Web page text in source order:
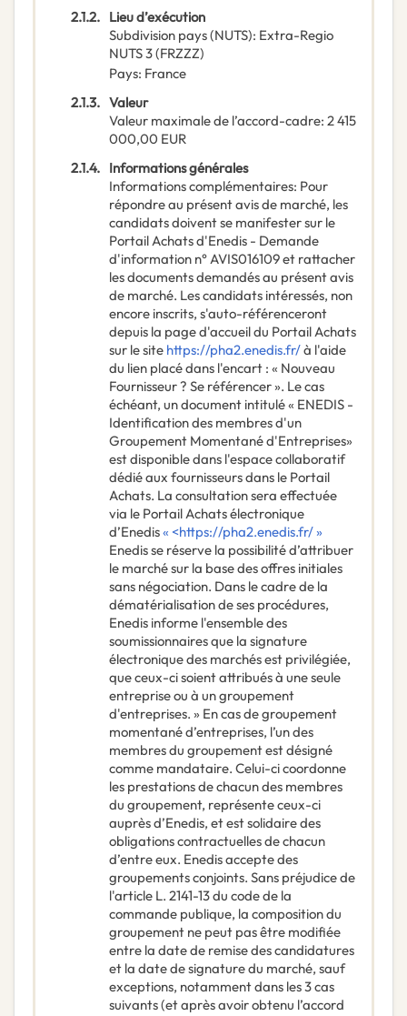
2.1.2. Lieu d’exécution
Subdivision pays (NUTS): Extra-Regio
NUTS 3(FRZZZ)
Pays: France
2.1.3. Valeur
Valeur maximale de l’accord-cadre: 2 415
000,00 EUR
2.1.4. Informations générales
Informations complémentaires: Pour
répondre au présent avis de marché, les
candidats doivent se manifester sur le
Portail Achats d'Enedis - Demande
d'information n° AVIS016109 et rattacher
les documents demandés au présent avis
de marché. Les candidats intéressés, non
encore inscrits, s'auto-référenceront
depuis la page d'accueil du Portail Achats
sur le site https://pha2.enedis.fr/à l'aide
du lien placé dans l'encart : « Nouveau
Fournisseur ? Se référencer ». Le cas
échéant, un document intitulé « ENEDIS -
Identification des membres d'un
Groupement Momentané d'Entreprises»
est disponible dans l'espace collaboratif
dédié aux fournisseurs dans le Portail
Achats. La consultation sera effectuée
via le Portail Achats électronique
d’Enedis« <https://pha2.enedis.fr/ »
Enedis se réserve la possibilité d’attribuer
le marché sur la base des offres initiales
sans négociation. Dans le cadre de la
dématérialisation de ses procédures,
Enedis informe l'ensemble des
soumissionnaires que la signature
électronique des marchés est privilégiée,
que ceux-ci soient attribués à une seule
entreprise ou à un groupement
d'entreprises. » En cas de groupement
momentané d’entreprises, l’un des
membres du groupement est désigné
comme mandataire. Celui-ci coordonne
les prestations de chacun des membres
du groupement, représente ceux-ci
auprès d’Enedis, et est solidaire des
obligations contractuelles de chacun
d’entre eux. Enedis accepte des
groupements conjoints. Sans préjudice de
l'article L. 2141-13 du code de la
commande publique, la composition du
groupement ne peut pas être modifiée
entre la date de remise des candidatures
et la date de signature du marché, sauf
exceptions, notamment dans les 3 cas
suivants (et après avoir obtenu l’accord